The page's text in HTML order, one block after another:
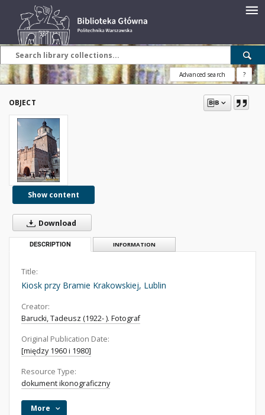
Advanced search ?
OBJECT
Show content
Download
DESCRIPTION INFORMATION
Title:
Kiosk przy Bramie Krakowskiej, Lublin
Creator:
Barucki, Tadeusz (1922- ). Fotograf
Original Publication Date:
[między 1960 i 1980]
Resource Type:
dokument ikonograficzny
More